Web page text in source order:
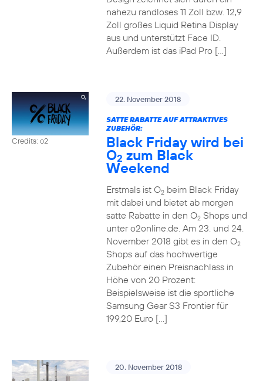
nahezu randloses 11 Zoll bzw. 12,9
Zoll großes Liquid Retina Display
aus und unterstützt Face ID.
Außerdem ist das iPad Pro […]
Credits: o2
22. November 2018
SATTE RABATTE AUF ATTRAKTIVES
ZUBEHÖR:
Black Friday wird bei
O2 zum Black
Weekend
Erstmals ist O2beim Black Friday
mit dabei und bietet ab morgen
satte Rabatte in den O2Shops und
unter o2online.de. Am 23. und 24.
November 2018 gibt es in den O2
Shops auf das hochwertige
Zubehör einen Preisnachlass in
Höhe von 20 Prozent:
Beispielsweise ist die sportliche
Samsung Gear S3 Frontier für
199,20 Euro […]
20. November 2018